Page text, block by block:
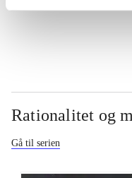
Rationalitet og
Gå til serien